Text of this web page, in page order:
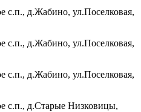
с.п., д.Жабино, ул.Поселковая,
с.п., д.Жабино, ул.Поселковая,
с.п., д.Жабино, ул.Поселковая,
с.п., д.Старые Низковицы,